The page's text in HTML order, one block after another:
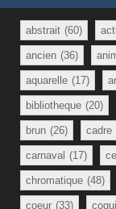
abstrait (60)
ancien (36)
aquarelle (17)
bibliotheque (20)
brun (26) cadre
carnaval (17)
chromatique (48)
coeur (33)